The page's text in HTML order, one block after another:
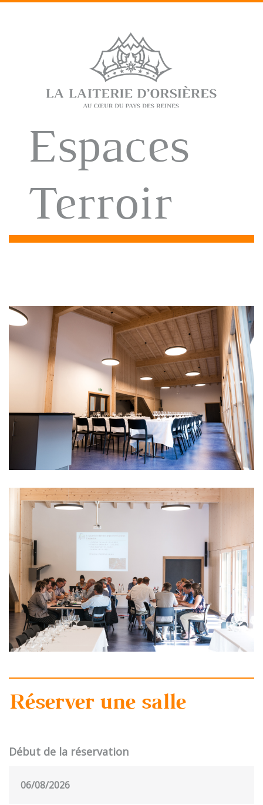
Espaces
Terroir
Réserver une salle
Début de la réservation